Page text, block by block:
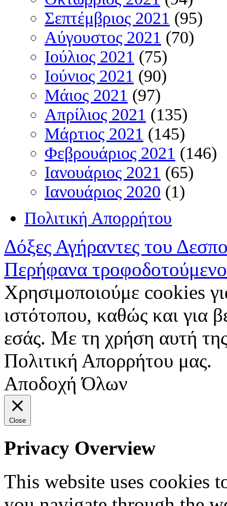
Σεπτέμβριος 2021 (95)
Αύγουστος 2021 (70)
Ιούλιος 2021 (75)
Ιούνιος 2021 (90)
Μάιος 2021 (97)
Απρίλιος 2021 (135)
Μάρτιος 2021 (145)
Φεβρουάριος 2021 (146)
Ιανουάριος 2021 (65)
Ιανουάριος 2020 (1)
Πολιτική Απορρήτου
Δόξες Αγήραντες του
Περήφανα
Χρησιμοποιούμε cookies
ιστότοπου, καθώς και για
εσάς. Με τη χρήση αυτή
Πολιτική Απορρήτου μας.
Αποδοχή Όλων
Close
Privacy Overview
This website uses cookies